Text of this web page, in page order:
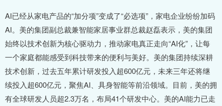
AI已经从家电产品的“加分项”变成了“必选项”，家电企业纷纷加码
AI。美的集团副总裁兼智能家居事业群总裁赵磊表示，美的集团
始终以技术创新为核心驱动力，推动家电真正走向“AI化”，让每
一个家庭都能感受到科技带来的便利与美好。美的集团持续深耕
技术创新，过去五年累计研发投入超600亿元，未来三年还将继
续投入超600亿元，聚焦AI、具身智能等前沿领域。目前，美的拥
有全球研发人员超2.3万名，布局41个研发中心。美的AI能力已走